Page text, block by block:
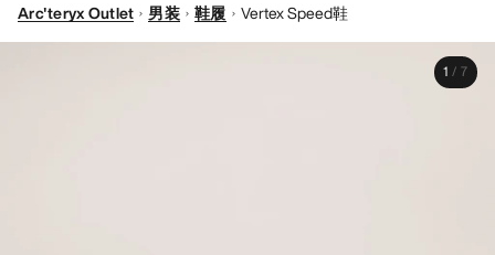
女装
Arc'teryx Outlet 男装 鞋履 Vertex Speed鞋
1 / 7